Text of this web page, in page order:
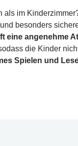
als im
besonders
eine angenehme
die Kinder
Spielen und